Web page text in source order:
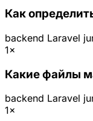
Как
backend Laravel
1×
Какие файлы
backend Laravel
1×